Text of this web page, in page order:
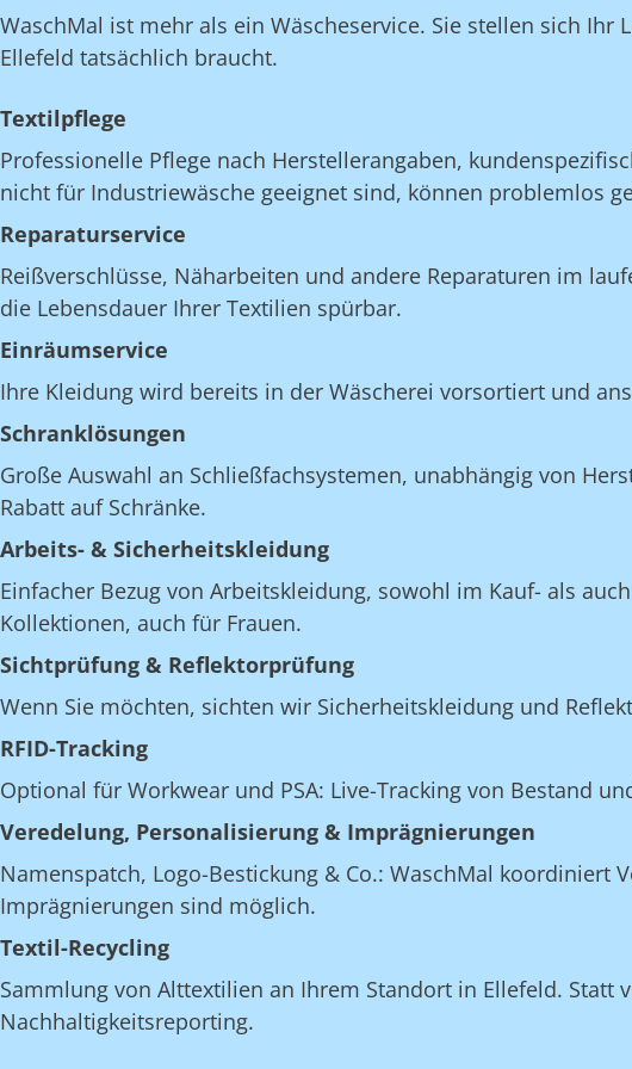
WaschMal ist mehr als ein Wäscheservice. Sie stellen sich
Ellefeld tatsächlich braucht.
Textilpflege
Professionelle Pflege nach Herstellerangaben,
nicht für Industriewäsche geeignet sind, können problemlos
Reparaturservice
Reißverschlüsse, Näharbeiten und andere Reparaturen im
die Lebensdauer Ihrer Textilien spürbar.
Einräumservice
Ihre Kleidung wird bereits in der Wäscherei vorsortiert und
Schranklösungen
Große Auswahl an Schließfachsystemen, unabhängig von
Rabatt auf Schränke.
Arbeits- & Sicherheitskleidung
Einfacher Bezug von Arbeitskleidung, sowohl im Kauf- als
Kollektionen, auch für Frauen.
Sichtprüfung & Reflektorprüfung
Wenn Sie möchten, sichten wir Sicherheitskleidung und
RFID-Tracking
Optional für Workwear und PSA: Live-Tracking von Bestand
Veredelung, Personalisierung & Imprägnierungen
Namenspatch, Logo-Bestickung & Co.: WaschMal
Imprägnierungen sind möglich.
Textil-Recycling
Sammlung von Alttextilien an Ihrem Standort in Ellefeld.
Nachhaltigkeitsreporting.